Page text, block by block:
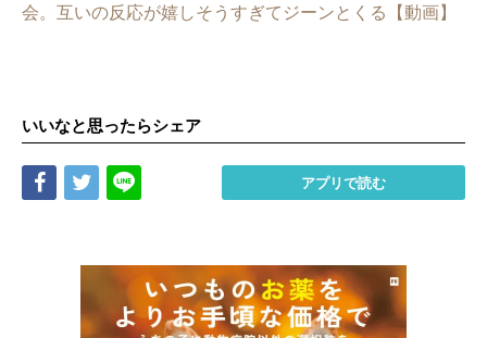
会。互いの反応が嬉しそうすぎてジーンとくる【動画】
いいなと思ったらシェア
Share Tweet アプリで読む